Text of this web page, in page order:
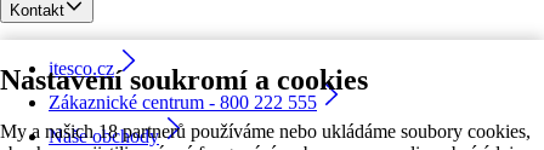
Nastavení soukromí a cookies
My a našich 18 partnerů používáme nebo ukládáme soubory cookies,
Kontakt
itesco.cz
Zákaznické centrum - 800 222 555
Naše obchody